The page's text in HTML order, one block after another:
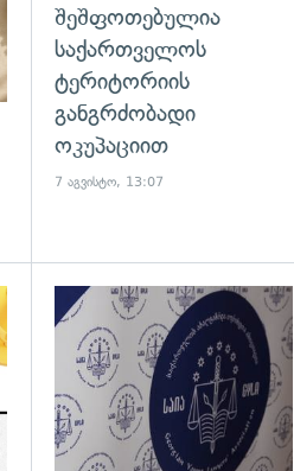
შეშფოთებულია
საქართველოს
ტერიტორიის
განგრძობადი
ოკუპაციით
7 აგვისტო, 13:07
გადახედვა